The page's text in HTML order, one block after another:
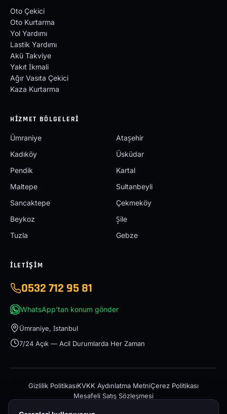
Oto Çekici
Oto Kurtarma
Yol Yardımı
Lastik Yardımı
Akü Takviye
Yakıt İkmali
Ağır Vasıta Çekici
Kaza Kurtarma
HIZMET BÖLGELERI
Ümraniye
Ataşehir
Kadıköy
Üsküdar
Pendik
Kartal
Maltepe
Sultanbeyli
Sancaktepe
Çekmeköy
Beykoz
Şile
Tuzla
Gebze
İLETIŞIM
0532 712 95 81
WhatsApp'tan konum gönder
Ümraniye, İstanbul
7/24 Açık — Acil Durumlarda Her Zaman
Gizlilik PolitikasıKVKK Aydınlatma MetniÇerez Politikası
Mesafeli Satış Sözleşmesi